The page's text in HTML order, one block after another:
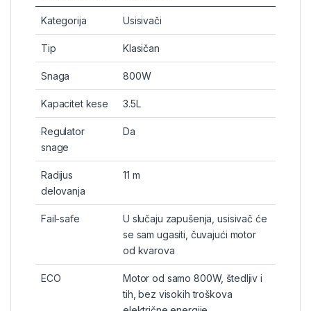
Kategorija Usisivači
Tip Klasičan
Snaga 800W
Kapacitet kese 3.5L
Regulator
snage
Da
Radijus
delovanja
11 m
Fail-safe
U slučaju zapušenja, usisivač će
se sam ugasiti, čuvajući motor
od kvarova
ECO
Motor od samo 800W, štedljiv i
tih, bez visokih troškova